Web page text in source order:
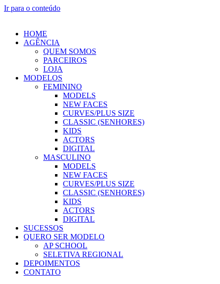
Ir para o conteúdo
HOME
AGÊNCIA
QUEM SOMOS
PARCEIROS
LOJA
MODELOS
FEMININO
MODELS
NEW FACES
CURVES/PLUS SIZE
CLASSIC (SENHORES)
KIDS
ACTORS
DIGITAL
MASCULINO
MODELS
NEW FACES
CURVES/PLUS SIZE
CLASSIC (SENHORES)
KIDS
ACTORS
DIGITAL
SUCESSOS
QUERO SER MODELO
AP SCHOOL
SELETIVA REGIONAL
DEPOIMENTOS
CONTATO